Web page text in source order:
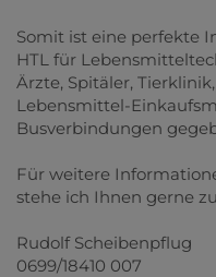
Somit ist eine perfekte
HTL für
Ärzte, Spitäler,
Lebensmittel-
Busverbindungen
Für weitere
stehe ich Ihnen gerne
Rudolf Scheibenpflug
0699/18410 007